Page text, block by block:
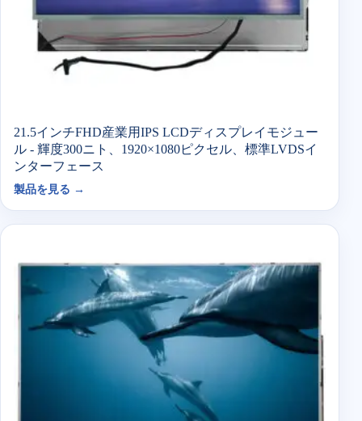
21.5インチFHD産業用IPS LCDディスプレイモジュー
ル - 輝度300ニト、1920×1080ピクセル、標準LVDSイ
ンターフェース
製品を見る →